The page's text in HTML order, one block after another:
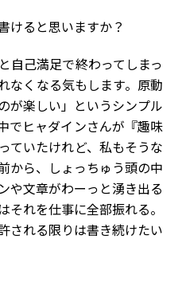
けると思いますか？
自己満足で終わってしまっ
なくなる気もします。原動
が楽しい」というシンプル
でヒャダインさんが『趣味
ていたけれど、私もそうな
から、しょっちゅう頭の中
や文章がわーっと湧き出る
それを仕事に全部振れる。
される限りは書き続けたい